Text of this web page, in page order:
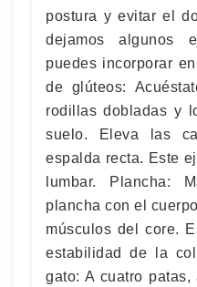
postura y evitar el
dejamos algunos
puedes incorporar
de glúteos:
rodillas dobladas y
suelo. Eleva las
espalda recta. Este
lumbar. Plancha:
plancha con el
músculos del core.
estabilidad de la
gato: A cuatro